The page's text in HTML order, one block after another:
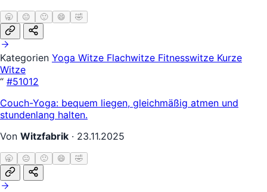
🥱 😐 🙂 😄 🤣
Kategorien Yoga Witze Flachwitze Fitnesswitze Kurze
Witze
“ #51012
Couch-Yoga: bequem liegen, gleichmäßig atmen und
stundenlang halten.
Von Witzfabrik · 23.11.2025
🥱 😐 🙂 😄 🤣